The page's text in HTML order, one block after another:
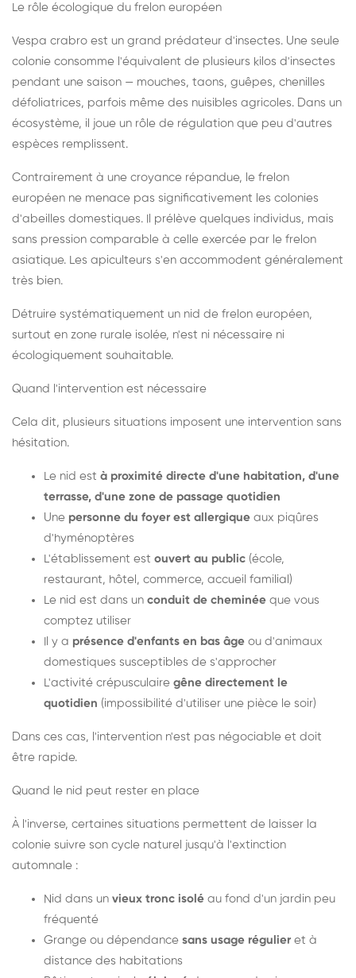
Le rôle écologique du frelon européen
Vespa crabro est un grand prédateur d'insectes. Une seule
colonie consomme l'équivalent de plusieurs kilos d'insectes
pendant une saison — mouches, taons, guêpes, chenilles
défoliatrices, parfois même des nuisibles agricoles. Dans un
écosystème, il joue un rôle de régulation que peu d'autres
espèces remplissent.
Contrairement à une croyance répandue, le frelon
européen ne menace pas significativement les colonies
d'abeilles domestiques. Il prélève quelques individus, mais
sans pression comparable à celle exercée par le frelon
asiatique. Les apiculteurs s'en accommodent généralement
très bien.
Détruire systématiquement un nid de frelon européen,
surtout en zone rurale isolée, n'est ni nécessaire ni
écologiquement souhaitable.
Quand l'intervention est nécessaire
Cela dit, plusieurs situations imposent une intervention sans
hésitation.
Le nid est à proximité directe d'une habitation, d'une
terrasse, d'une zone de passage quotidien
Une personne du foyer est allergique aux piqûres
d'hyménoptères
L'établissement est ouvert au public (école,
restaurant, hôtel, commerce, accueil familial)
Le nid est dans un conduit de cheminée que vous
comptez utiliser
Il y a présence d'enfants en bas âge ou d'animaux
domestiques susceptibles de s'approcher
L'activité crépusculaire gêne directement le
quotidien (impossibilité d'utiliser une pièce le soir)
Dans ces cas, l'intervention n'est pas négociable et doit
être rapide.
Quand le nid peut rester en place
À l'inverse, certaines situations permettent de laisser la
colonie suivre son cycle naturel jusqu'à l'extinction
automnale :
Nid dans un vieux tronc isolé au fond d'un jardin peu
fréquenté
Grange ou dépendance sans usage régulier et à
distance des habitations